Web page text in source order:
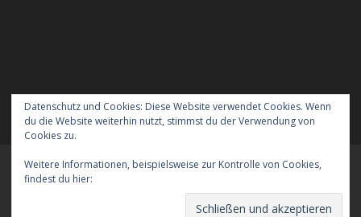
Datenschutz und Cookies: Diese Website verwendet Cookies. Wenn
du die Website weiterhin nutzt, stimmst du der Verwendung von
Cookies zu.
Weitere Informationen, beispielsweise zur Kontrolle von Cookies,
findest du hier:
Meraner Höhenweg wandern mit Hund
Verreisen mit Hund nach England
Das Impressum